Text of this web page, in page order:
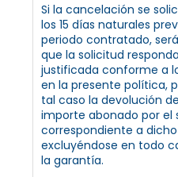
Si la cancelación se
los 15 días naturales
periodo contratado,
que la solicitud
justificada conforme a
en la presente política,
tal caso la devolución
importe abonado por el
correspondiente a
excluyéndose en todo
la garantía.